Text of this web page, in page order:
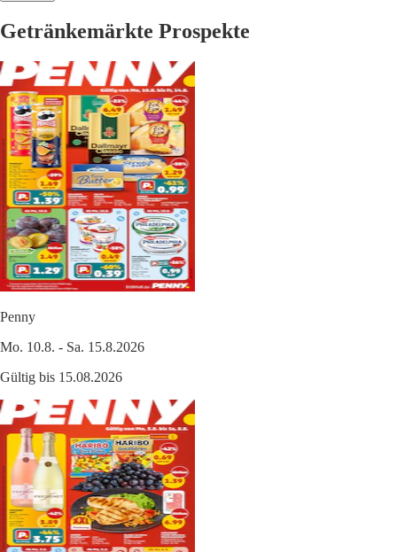
Getränkemärkte Prospekte
Penny
Mo. 10.8. - Sa. 15.8.2026
Gültig bis 15.08.2026